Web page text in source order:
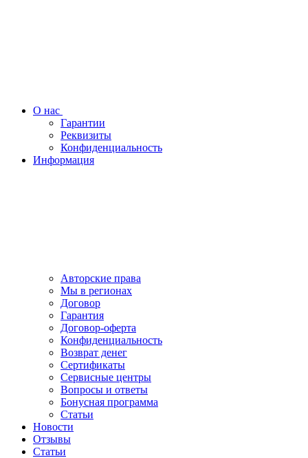
О нас
Гарантии
Реквизиты
Конфиденциальность
Информация
Авторские права
Мы в регионах
Договор
Гарантия
Договор-оферта
Конфиденциальность
Возврат денег
Сертификаты
Сервисные центры
Вопросы и ответы
Бонусная программа
Статьи
Новости
Отзывы
Статьи